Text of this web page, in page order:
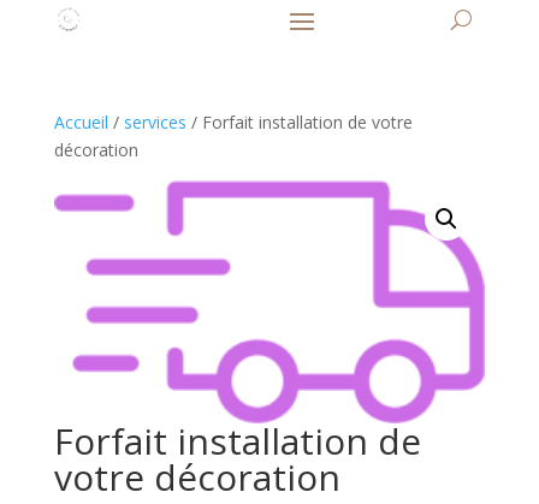
Accueil / services / Forfait installation de votre
décoration
Forfait installation de
votre décoration